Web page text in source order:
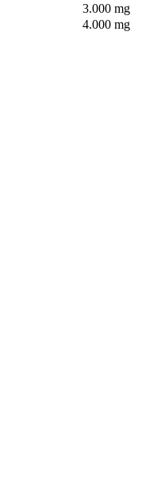
3.000 mg
4.000 mg